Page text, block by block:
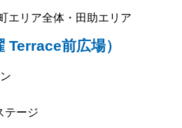
エリア全体・田助エリア
前広場）
テージ